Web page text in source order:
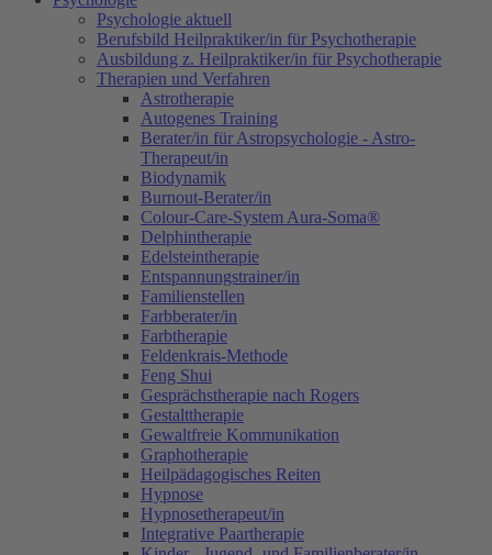
Psychologie aktuell
Berufsbild Heilpraktiker/in für Psychotherapie
Ausbildung z. Heilpraktiker/in für Psychotherapie
Therapien und Verfahren
Astrotherapie
Autogenes Training
Berater/in für Astropsychologie - Astro-
Therapeut/in
Biodynamik
Burnout-Berater/in
Colour-Care-System Aura-Soma®
Delphintherapie
Edelsteintherapie
Entspannungstrainer/in
Familienstellen
Farbberater/in
Farbtherapie
Feldenkrais-Methode
Feng Shui
Gesprächstherapie nach Rogers
Gestalttherapie
Gewaltfreie Kommunikation
Graphotherapie
Heilpädagogisches Reiten
Hypnose
Hypnosetherapeut/in
Integrative Paartherapie